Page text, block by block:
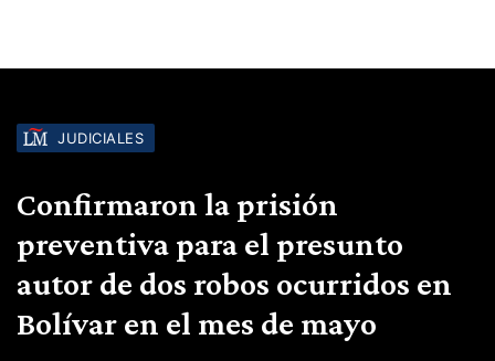
JUDICIALES
Confirmaron la prisión
preventiva para el presunto
autor de dos robos ocurridos en
Bolívar en el mes de mayo